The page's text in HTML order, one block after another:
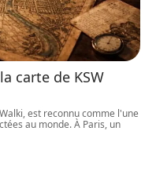
carte de KSW
est reconnu comme l'une
au monde. À Paris, un